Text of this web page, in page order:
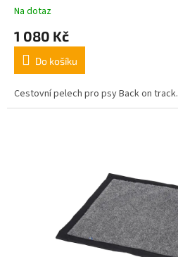
Na dotaz
1 080 Kč
Do košíku
Cestovní pelech pro psy Back on track.